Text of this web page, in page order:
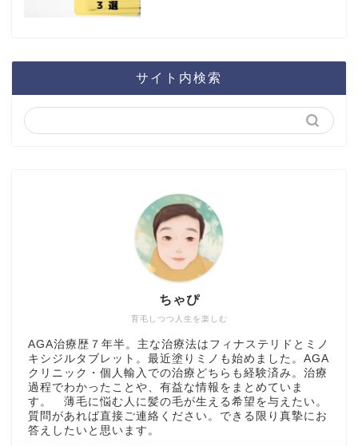
サイト内検索
育毛しつつ人生を楽しむ
ちゃぴ
AGA治療歴７年半。主な治療法はフィナステリドとミノ
キシジルタブレット。最近塗りミノも始めました。AGA
クリニック・個人輸入での治療どちらも経験済み。治療
過程でわかったことや、有益な情報をまとめていま
す。 薄毛に悩む人に髪の毛が生える希望を与えたい。
質問があれば直接ご連絡ください。できる限り真摯にお
答えしたいと思います。